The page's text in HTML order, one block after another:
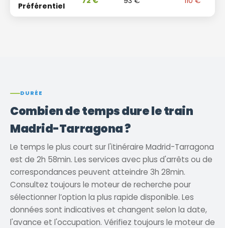
Préférentiel
DURÉE
Combien de temps dure le train
Madrid-Tarragona ?
Le temps le plus court sur l'itinéraire Madrid-Tarragona
est de 2h 58min. Les services avec plus d'arrêts ou de
correspondances peuvent atteindre 3h 28min.
Consultez toujours le moteur de recherche pour
sélectionner l’option la plus rapide disponible. Les
données sont indicatives et changent selon la date,
l'avance et l'occupation. Vérifiez toujours le moteur de